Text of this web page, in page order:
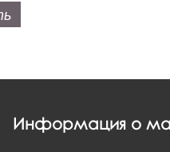
Информация о